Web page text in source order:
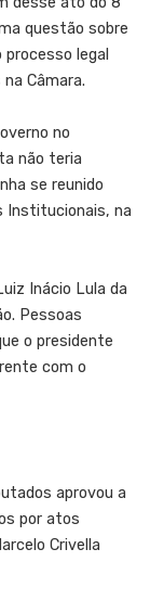
questão sobre
legal
Câmara.
no
não teria
se reunido
Institucionais, na
Inácio Lula da
Pessoas
o presidente
com o
aprovou a
por atos
Crivella